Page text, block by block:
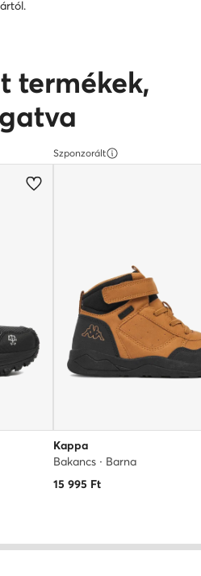
termékek,
Szponzorált
Kappa
Bakancs · Barna
15 995 Ft